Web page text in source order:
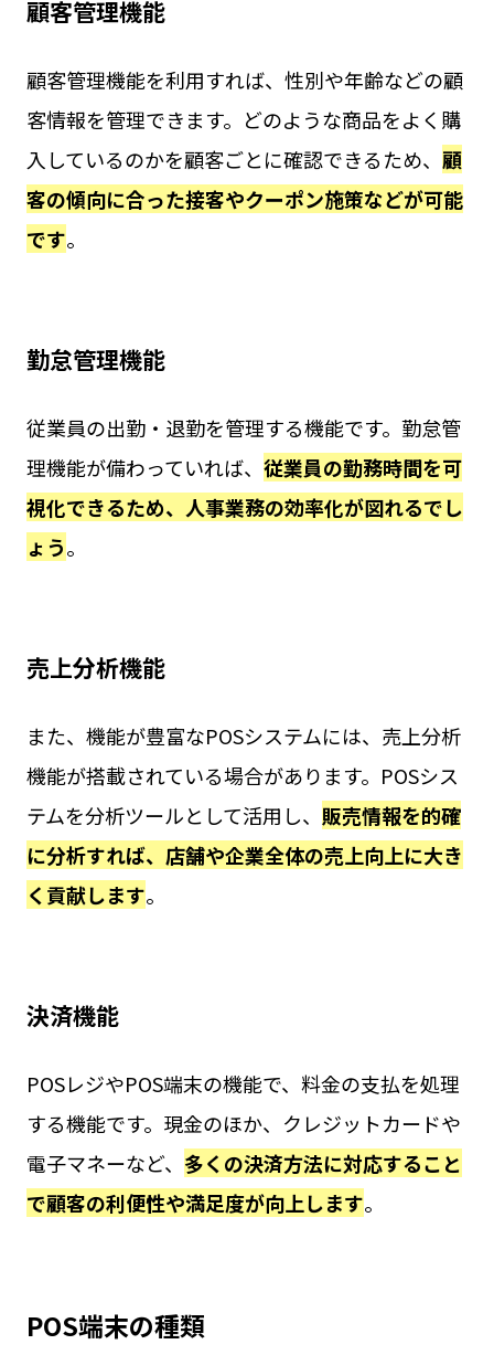
顧客管理機能
顧客管理機能を利用すれば、性別や年齢などの顧
客情報を管理できます。どのような商品をよく購
入しているのかを顧客ごとに確認できるため、 顧
客の傾向に合った接客やクーポン施策などが可能
です。
勤怠管理機能
従業員の出勤・退勤を管理する機能です。勤怠管
理機能が備わっていれば、 従業員の勤務時間を可
視化できるため、人事業務の効率化が図れるでし
ょう。
売上分析機能
また、機能が豊富なPOSシステムには、売上分析
機能が搭載されている場合があります。POSシス
テムを分析ツールとして活用し、 販売情報を的確
に分析すれば、店舗や企業全体の売上向上に大き
く貢献します。
決済機能
POSレジやPOS端末の機能で、料金の支払を処理
する機能です。現金のほか、クレジットカードや
電子マネーなど、 多くの決済方法に対応すること
で顧客の利便性や満足度が向上します。
POS端末の種類